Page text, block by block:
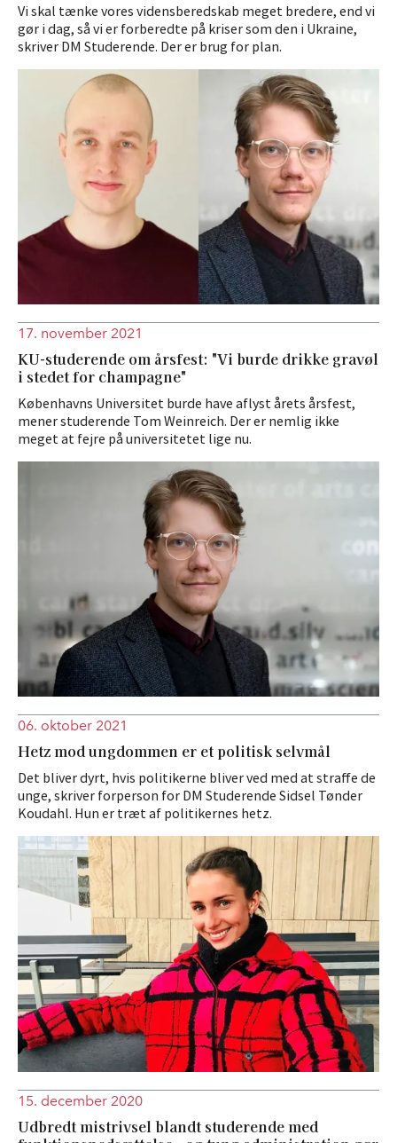
Vi skal tænke vores vidensberedskab meget bredere, end vi
gør i dag, så vi er forberedte på kriser som den i Ukraine,
skriver DM Studerende. Der er brug for plan.
17. november 2021
KU-studerende om årsfest: "Vi burde drikke gravøl
i stedet for champagne"
Københavns Universitet burde have aflyst årets årsfest,
mener studerende Tom Weinreich. Der er nemlig ikke
meget at fejre på universitetet lige nu.
06. oktober 2021
Hetz mod ungdommen er et politisk selvmål
Det bliver dyrt, hvis politikerne bliver ved med at straffe de
unge, skriver forperson for DM Studerende Sidsel Tønder
Koudahl. Hun er træt af politikernes hetz.
15. december 2020
Udbredt mistrivsel blandt studerende med